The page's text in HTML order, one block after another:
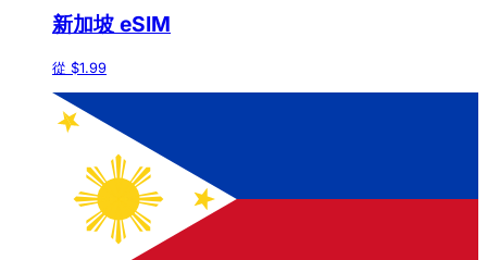
新加坡 eSIM
從 $1.99